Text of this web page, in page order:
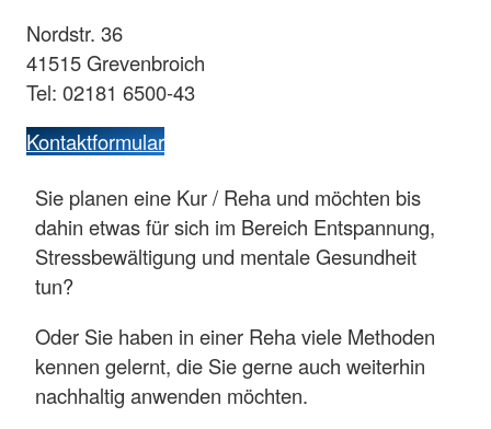
Nordstr. 36
41515 Grevenbroich
Tel: 02181 6500-43
Kontaktformular
Sie planen eine Kur / Reha und möchten bis
dahin etwas für sich im Bereich Entspannung,
Stressbewältigung und mentale Gesundheit
tun?
Oder Sie haben in einer Reha viele Methoden
kennen gelernt, die Sie gerne auch weiterhin
nachhaltig anwenden möchten.